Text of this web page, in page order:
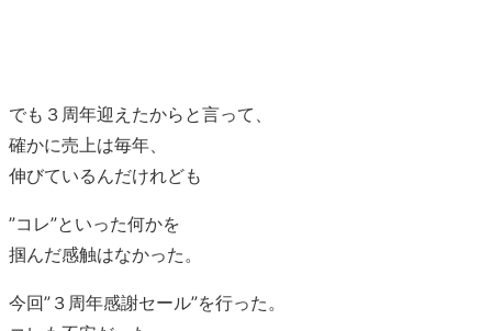
でも３周年迎えたからと言って、
確かに売上は毎年、
伸びているんだけれども
”コレ”といった何かを
掴んだ感触はなかった。
今回”３周年感謝セール”を行った。